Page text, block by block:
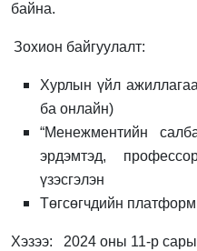
байна.
Зохион байгуулалт:
Хурлын үйл
ба онлайн)
“Менежментийн
эрдэмтэд,
үзэсгэлэн
Төгсөгчдийн
Хэзээ: 2024 оны 11-р